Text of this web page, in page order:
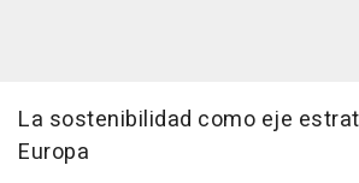
La sostenibilidad como eje
Europa